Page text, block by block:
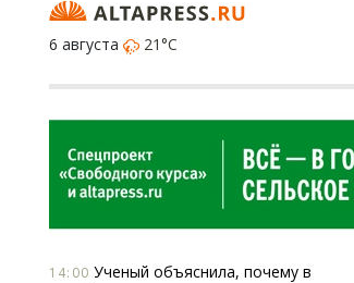
6 августа
21°C
14:00 Ученый объяснила, почему в